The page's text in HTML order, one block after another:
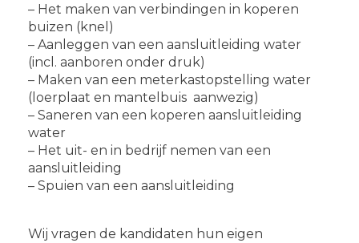
– Het maken van verbindingen in koperen
buizen (knel)
– Aanleggen van een aansluitleiding water
(incl. aanboren onder druk)
– Maken van een meterkastopstelling water
(loerplaat en mantelbuis aanwezig)
– Saneren van een koperen aansluitleiding
water
– Het uit- en in bedrijf nemen van een
aansluitleiding
– Spuien van een aansluitleiding
Wij vragen de kandidaten hun eigen